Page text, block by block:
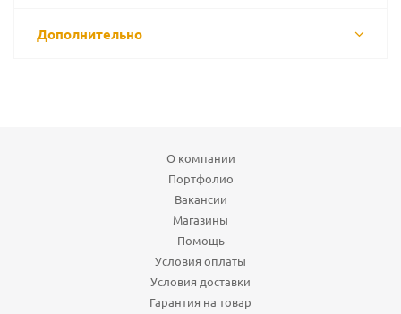
Дополнительно
О компании
Портфолио
Вакансии
Магазины
Помощь
Условия оплаты
Условия доставки
Гарантия на товар